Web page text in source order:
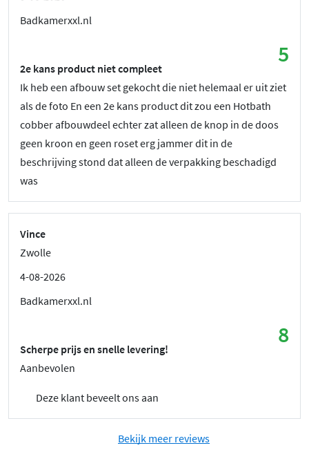
Badkamerxxl.nl
5
2e kans product niet compleet
Ik heb een afbouw set gekocht die niet helemaal er uit ziet
als de foto En een 2e kans product dit zou een Hotbath
cobber afbouwdeel echter zat alleen de knop in de doos
geen kroon en geen roset erg jammer dit in de
beschrijving stond dat alleen de verpakking beschadigd
was
Vince
Zwolle
4-08-2026
Badkamerxxl.nl
8
Scherpe prijs en snelle levering!
Aanbevolen
Deze klant beveelt ons aan
Bekijk meer reviews